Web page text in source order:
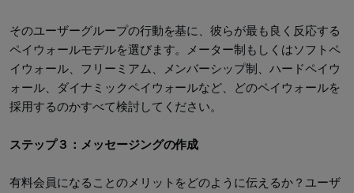
そのユーザーグループの行動を基に、彼らが最も良く反応する
ペイウォールモデルを選びます。メーター制もしくはソフトペ
イウォール、フリーミアム、メンバーシップ制、ハードペイウ
ォール、ダイナミックペイウォールなど、どのペイウォールを
採用するのかすべて検討してください。
ステップ３：メッセージングの作成
有料会員になることのメリットをどのように伝えるか？ユーザ